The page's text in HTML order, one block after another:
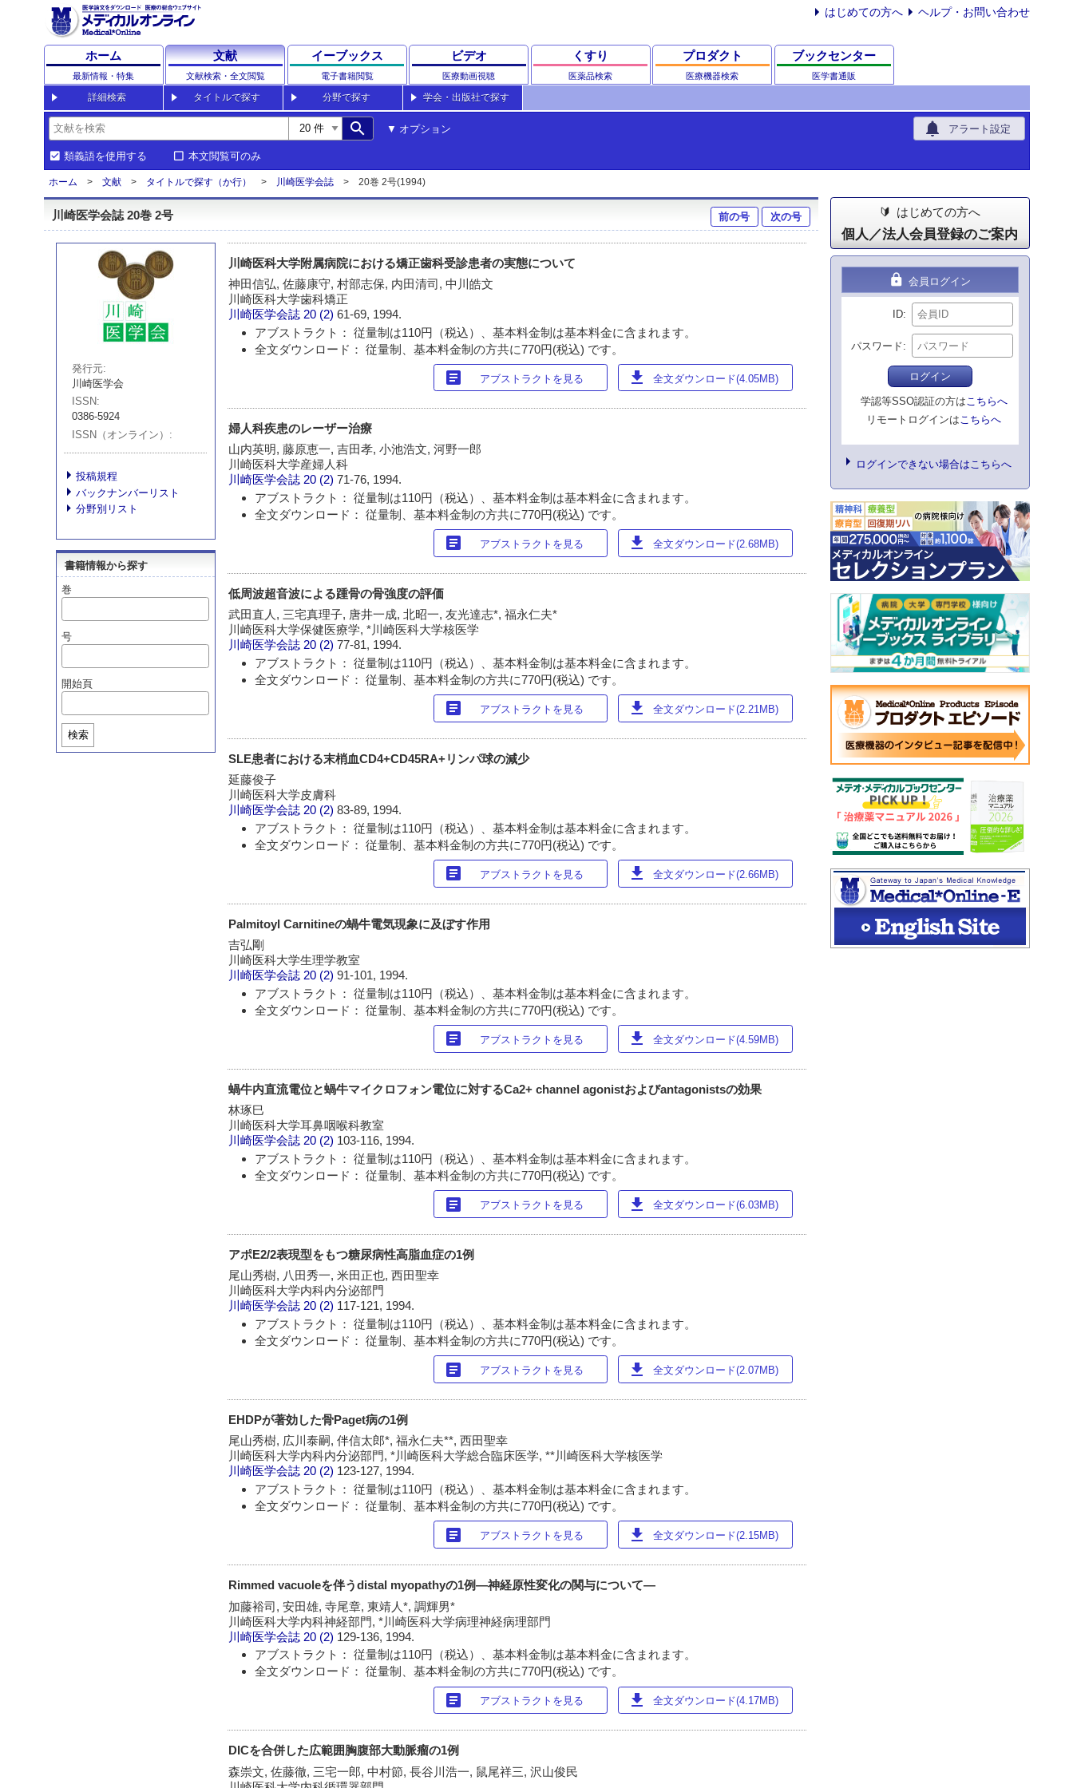
はじめての方へ ヘルプ・お問い合わせ
ホーム
最新情報・特集
文献
文献検索・全文閲覧
イーブックス
電子書籍閲覧
ビデオ
医療動画視聴
くすり
医薬品検索
プロダクト
医療機器検索
ブックセンター
医学書通販
詳細検索 タイトルで探す 分野で探す 学会・出版社で探す
search オプション notifications アラート設定
類義語を使用する 本文閲覧可のみ
ホーム 文献 タイトルで探す（か行） 川崎医学会誌 20巻 2号(1994)
川崎医学会誌 20巻 2号 前の号 次の号
発行元
川崎医学会
ISSN
0386-5924
ISSN（オンライン）
投稿規程
バックナンバーリスト
分野別リスト
書籍情報から探す
巻
号
開始頁
検索
川崎医科大学附属病院における矯正歯科受診患者の実態について
神田信弘, 佐藤康守, 村部志保, 内田清司, 中川皓文
川崎医科大学歯科矯正
川崎医学会誌 20 (2)61-69, 1994.
アブストラクト： 従量制は110円（税込）、基本料金制は基本料金に含まれます。
全文ダウンロード： 従量制、基本料金制の方共に770円(税込) です。
article アブストラクトを見る download 全文ダウンロード(4.05MB)
婦人科疾患のレーザー治療
山内英明, 藤原恵一, 吉田孝, 小池浩文, 河野一郎
川崎医科大学産婦人科
川崎医学会誌 20 (2)71-76, 1994.
アブストラクト： 従量制は110円（税込）、基本料金制は基本料金に含まれます。
全文ダウンロード： 従量制、基本料金制の方共に770円(税込) です。
article アブストラクトを見る download 全文ダウンロード(2.68MB)
低周波超音波による踵骨の骨強度の評価
武田直人, 三宅真理子, 唐井一成, 北昭一, 友光達志*, 福永仁夫*
川崎医科大学保健医療学, *川崎医科大学核医学
川崎医学会誌 20 (2)77-81, 1994.
アブストラクト： 従量制は110円（税込）、基本料金制は基本料金に含まれます。
全文ダウンロード： 従量制、基本料金制の方共に770円(税込) です。
article アブストラクトを見る download 全文ダウンロード(2.21MB)
SLE患者における末梢血CD4+CD45RA+リンパ球の減少
延藤俊子
川崎医科大学皮膚科
川崎医学会誌 20 (2)83-89, 1994.
アブストラクト： 従量制は110円（税込）、基本料金制は基本料金に含まれます。
全文ダウンロード： 従量制、基本料金制の方共に770円(税込) です。
article アブストラクトを見る download 全文ダウンロード(2.66MB)
Palmitoyl Carnitineの蝸牛電気現象に及ぼす作用
吉弘剛
川崎医科大学生理学教室
川崎医学会誌 20 (2)91-101, 1994.
アブストラクト： 従量制は110円（税込）、基本料金制は基本料金に含まれます。
全文ダウンロード： 従量制、基本料金制の方共に770円(税込) です。
article アブストラクトを見る download 全文ダウンロード(4.59MB)
蝸牛内直流電位と蝸牛マイクロフォン電位に対するCa2+ channel agonistおよびantagonistsの効果
林琢巳
川崎医科大学耳鼻咽喉科教室
川崎医学会誌 20 (2) 103-116, 1994.
アブストラクト： 従量制は110円（税込）、基本料金制は基本料金に含まれます。
全文ダウンロード： 従量制、基本料金制の方共に770円(税込) です。
article アブストラクトを見る download 全文ダウンロード(6.03MB)
アポE2/2表現型をもつ糖尿病性高脂血症の1例
尾山秀樹, 八田秀一, 米田正也, 西田聖幸
川崎医科大学内科内分泌部門
川崎医学会誌 20 (2) 117-121, 1994.
アブストラクト： 従量制は110円（税込）、基本料金制は基本料金に含まれます。
全文ダウンロード： 従量制、基本料金制の方共に770円(税込) です。
article アブストラクトを見る download 全文ダウンロード(2.07MB)
EHDPが著効した骨Paget病の1例
尾山秀樹, 広川泰嗣, 伴信太郎*, 福永仁夫**, 西田聖幸
川崎医科大学内科内分泌部門, *川崎医科大学総合臨床医学, **川崎医科大学核医学
川崎医学会誌 20 (2) 123-127, 1994.
アブストラクト： 従量制は110円（税込）、基本料金制は基本料金に含まれます。
全文ダウンロード： 従量制、基本料金制の方共に770円(税込) です。
article アブストラクトを見る download 全文ダウンロード(2.15MB)
Rimmed vacuoleを伴うdistal myopathyの1例―神経原性変化の関与について―
加藤裕司, 安田雄, 寺尾章, 東靖人*, 調輝男*
川崎医科大学内科神経部門, *川崎医科大学病理神経病理部門
川崎医学会誌 20 (2) 129-136, 1994.
アブストラクト： 従量制は110円（税込）、基本料金制は基本料金に含まれます。
全文ダウンロード： 従量制、基本料金制の方共に770円(税込) です。
article アブストラクトを見る download 全文ダウンロード(4.17MB)
DICを合併した広範囲胸腹部大動脈瘤の1例
森崇文, 佐藤徹, 三宅一郎, 中村節, 長谷川浩一, 鼠尾祥三, 沢山俊民
はじめての方へ
個人／法人会員登録のご案内
lock 会員ログイン
ID
パスワード
ログイン
学認等SSO認証の方はこちらへ
リモートログインはこちらへ
ログインできない場合はこちらへ